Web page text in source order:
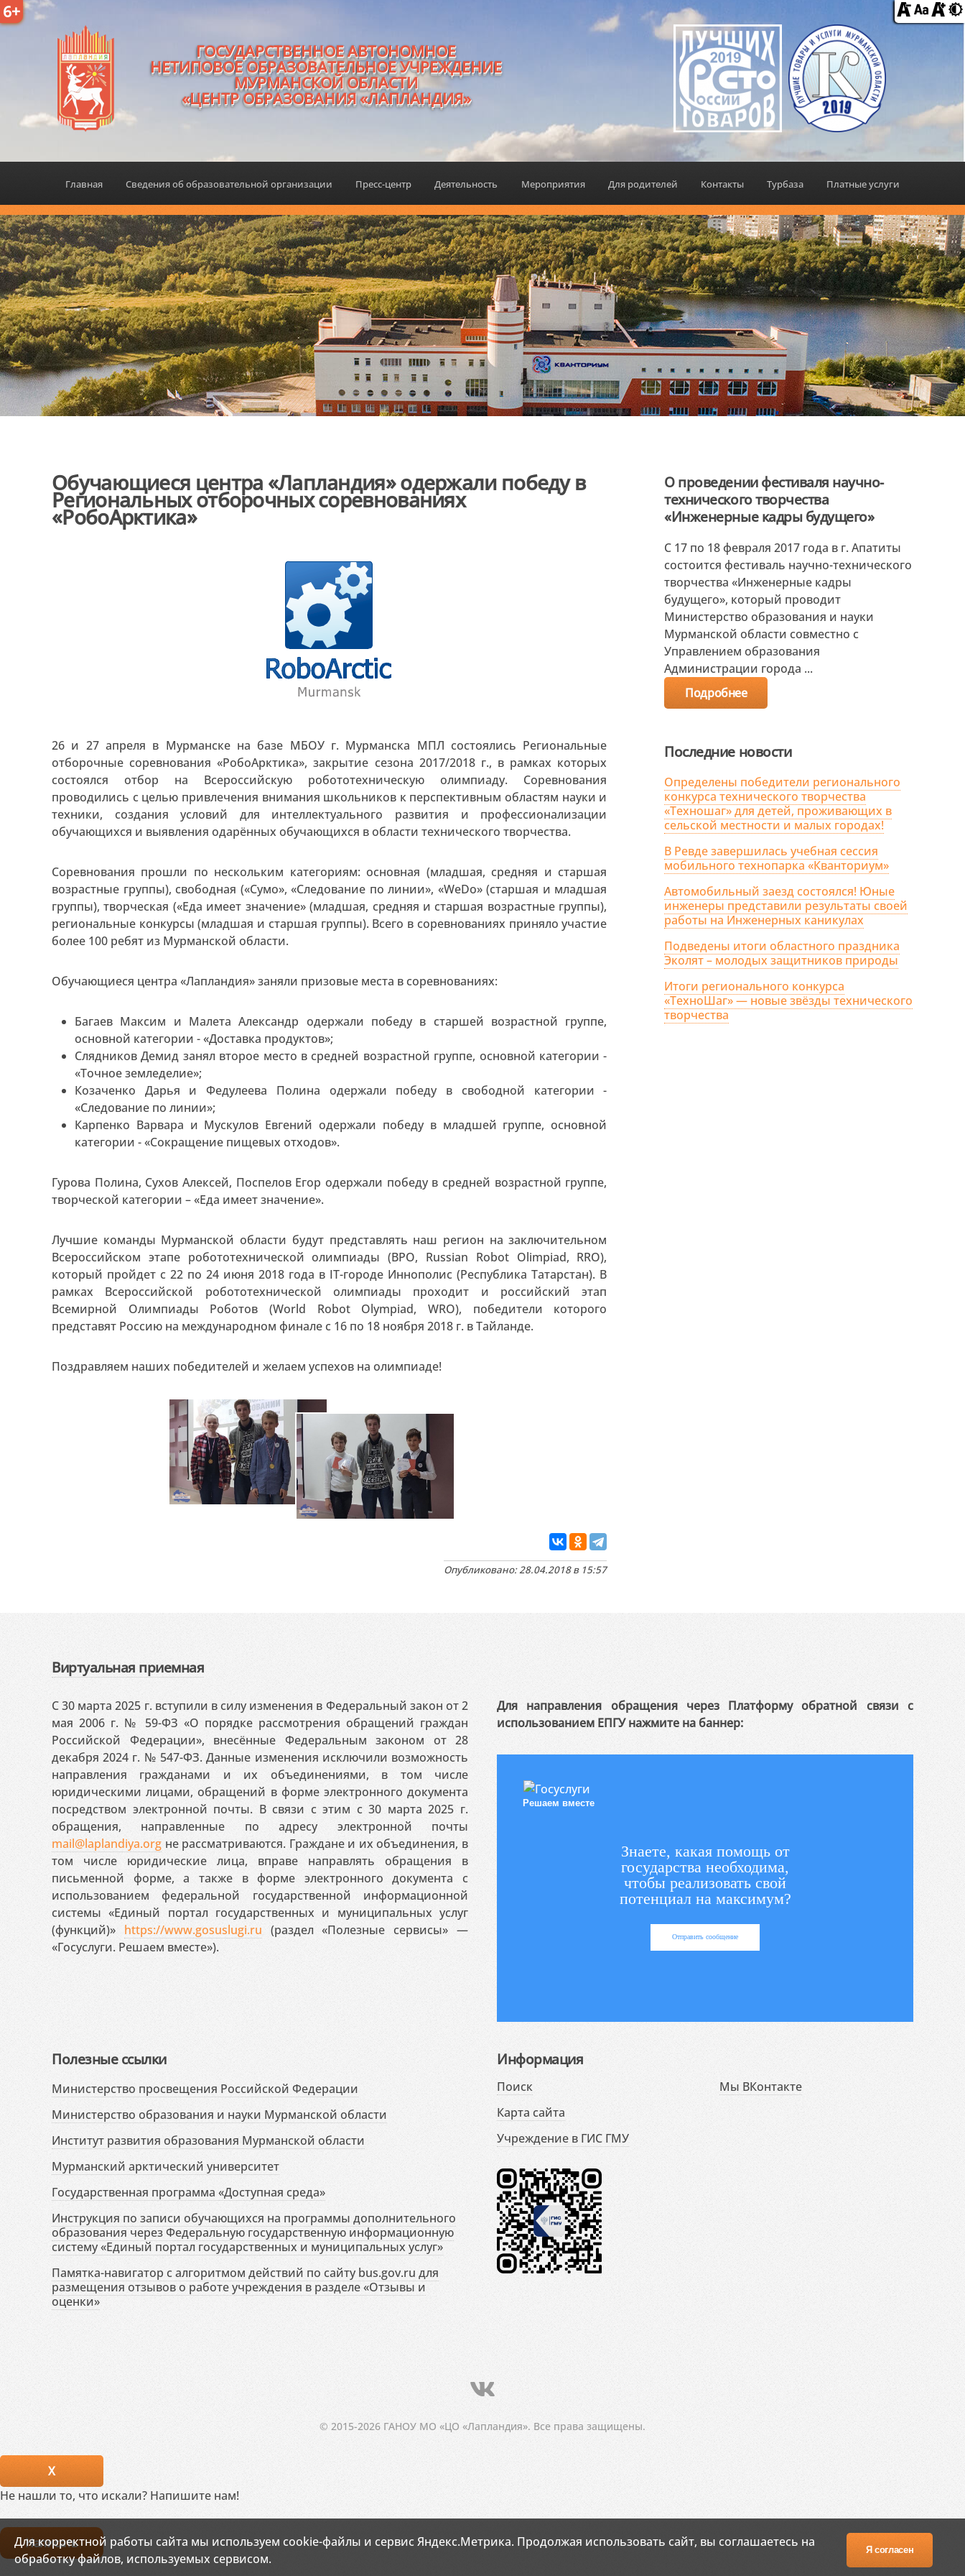
6+
ГОСУДАРСТВЕННОЕ АВТОНОМНОЕ
НЕТИПОВОЕ ОБРАЗОВАТЕЛЬНОЕ УЧРЕЖДЕНИЕ
МУРМАНСКОЙ ОБЛАСТИ
«ЦЕНТР ОБРАЗОВАНИЯ «ЛАПЛАНДИЯ»
Главная Сведения об образовательной организации Пресс-центр Деятельность Мероприятия Для родителей Контакты Турбаза Платные услуги
Обучающиеся центра «Лапландия» одержали победу в
Региональных отборочных соревнованиях
«РобоАрктика»
26 и 27 апреля в Мурманске на базе МБОУ г. Мурманска МПЛ состоялись Региональные
отборочные соревнования «РобоАрктика», закрытие сезона 2017/2018 г., в рамках которых
состоялся отбор на Всероссийскую робототехническую олимпиаду. Соревнования
проводились с целью привлечения внимания школьников к перспективным областям науки и
техники, создания условий для интеллектуального развития и профессионализации
обучающихся и выявления одарённых обучающихся в области технического творчества.
Соревнования прошли по нескольким категориям: основная (младшая, средняя и старшая
возрастные группы), свободная («Сумо», «Следование по линии», «WeDo» (старшая и младшая
группы), творческая («Еда имеет значение» (младшая, средняя и старшая возрастные группы),
региональные конкурсы (младшая и старшая группы). Всего в соревнованиях приняло участие
более 100 ребят из Мурманской области.
Обучающиеся центра «Лапландия» заняли призовые места в соревнованиях:
Багаев Максим и Малета Александр одержали победу в старшей возрастной группе,
основной категории - «Доставка продуктов»;
Слядников Демид занял второе место в средней возрастной группе, основной категории -
«Точное земледелие»;
Козаченко Дарья и Федулеева Полина одержали победу в свободной категории -
«Следование по линии»;
Карпенко Варвара и Мускулов Евгений одержали победу в младшей группе, основной
категории - «Сокращение пищевых отходов».
Гурова Полина, Сухов Алексей, Поспелов Егор одержали победу в средней возрастной группе,
творческой категории – «Еда имеет значение».
Лучшие команды Мурманской области будут представлять наш регион на заключительном
Всероссийском этапе робототехнической олимпиады (ВРО, Russian Robot Olimpiad, RRO),
который пройдет с 22 по 24 июня 2018 года в IT-городе Иннополис (Республика Татарстан). В
рамках Всероссийской робототехнической олимпиады проходит и российский этап
Всемирной Олимпиады Роботов (World Robot Olympiad, WRO), победители которого
представят Россию на международном финале с 16 по 18 ноября 2018 г. в Тайланде.
Поздравляем наших победителей и желаем успехов на олимпиаде!
Опубликовано: 28.04.2018 в 15:57
О проведении фестиваля научно-
технического творчества
«Инженерные кадры будущего»
С 17 по 18 февраля 2017 года в г. Апатиты
состоится фестиваль научно-технического
творчества «Инженерные кадры
будущего», который проводит
Министерство образования и науки
Мурманской области совместно с
Управлением образования
Администрации города ...
Подробнее
Последние новости
Определены победители регионального
конкурса технического творчества
«Техношаг» для детей, проживающих в
сельской местности и малых городах!
В Ревде завершилась учебная сессия
мобильного технопарка «Кванториум»
Автомобильный заезд состоялся! Юные
инженеры представили результаты своей
работы на Инженерных каникулах
Подведены итоги областного праздника
Эколят – молодых защитников природы
Итоги регионального конкурса
«ТехноШаг» — новые звёзды технического
творчества
Виртуальная приемная
С 30 марта 2025 г. вступили в силу изменения в Федеральный закон от 2
мая 2006 г. № 59-ФЗ «О порядке рассмотрения обращений граждан
Российской Федерации», внесённые Федеральным законом от 28
декабря 2024 г. № 547-ФЗ. Данные изменения исключили возможность
направления гражданами и их объединениями, в том числе
юридическими лицами, обращений в форме электронного документа
посредством электронной почты. В связи с этим с 30 марта 2025 г.
обращения, направленные по адресу электронной почты
mail@laplandiya.org не рассматриваются. Граждане и их объединения, в
том числе юридические лица, вправе направлять обращения в
письменной форме, а также в форме электронного документа с
использованием федеральной государственной информационной
системы «Единый портал государственных и муниципальных услуг
(функций)» https://www.gosuslugi.ru (раздел «Полезные сервисы» —
«Госуслуги. Решаем вместе»).
Для направления обращения через Платформу обратной связи с
использованием ЕПГУ нажмите на баннер:
Решаем вместе
Знаете, какая помощь от
государства необходима,
чтобы реализовать свой
потенциал на максимум?
Отправить сообщение
Полезные ссылки
Министерство просвещения Российской Федерации
Министерство образования и науки Мурманской области
Институт развития образования Мурманской области
Мурманский арктический университет
Государственная программа «Доступная среда»
Инструкция по записи обучающихся на программы дополнительного
образования через Федеральную государственную информационную
систему «Единый портал государственных и муниципальных услуг»
Памятка-навигатор с алгоритмом действий по сайту bus.gov.ru для
размещения отзывов о работе учреждения в разделе «Отзывы и
оценки»
Информация
Поиск
Карта сайта
Учреждение в ГИС ГМУ
Мы ВКонтакте
© 2015-2026 ГАНОУ МО «ЦО «Лапландия». Все права защищены.
Для корректной работы сайта мы используем cookie-файлы и сервис Яндекс.Метрика. Продолжая использовать сайт, вы соглашаетесь на
обработку файлов, используемых сервисом.
Я согласен
X
Не нашли то, что искали? Напишите нам!
Написать